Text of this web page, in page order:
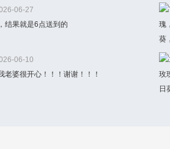
06-27
结果就是6点送到的
06-10
老婆很开心！！！谢谢！！！